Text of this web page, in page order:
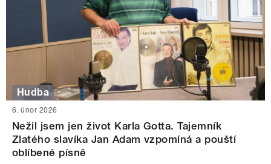
Hudba
6. únor 2026
Nežil jsem jen život Karla Gotta. Tajemník
Zlatého slavíka Jan Adam vzpomíná a pouští
oblíbené písně